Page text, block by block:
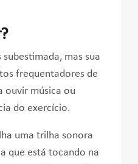
mas sua
frequentadores de
ouvir música ou
do exercício.
uma trilha sonora
que está tocando na